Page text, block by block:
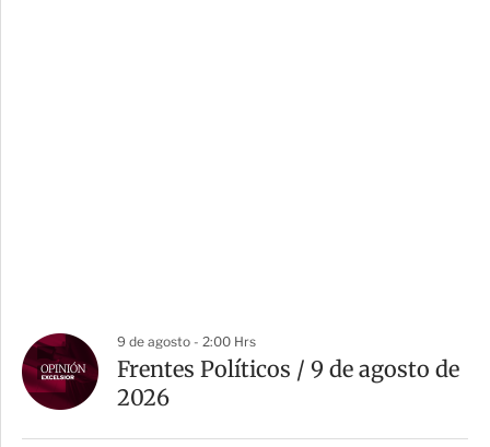
9 de agosto - 2:00 Hrs
Frentes Políticos / 9 de agosto de
2026